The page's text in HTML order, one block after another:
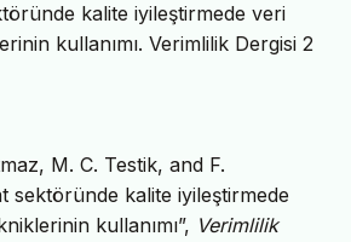
kalite iyileştirmede veri
kullanımı. Verimlilik Dergisi 2
M. C. Testik, and F.
sektöründe kalite iyileştirmede
kullanımı”, Verimlilik